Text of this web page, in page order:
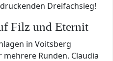
Dreifachsieg!
Filz und Eternit
in Voitsberg
Runden. Claudia